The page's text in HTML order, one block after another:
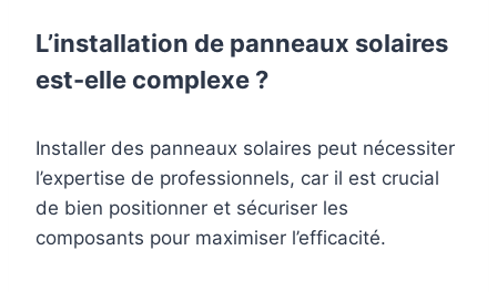
L’installation de panneaux solaires
est-elle complexe ?
Installer des panneaux solaires peut nécessiter
l’expertise de professionnels, car il est crucial
de bien positionner et sécuriser les
composants pour maximiser l’efficacité.